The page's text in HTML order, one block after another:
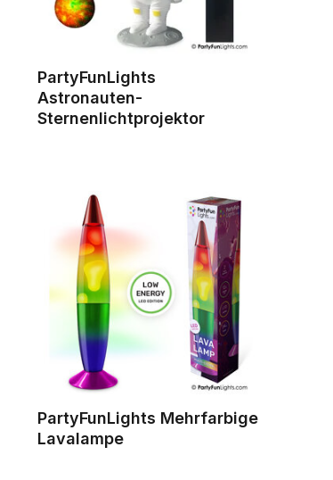
PartyFunLights
Astronauten-
Sternenlichtprojektor
PartyFunLights Mehrfarbige
Lavalampe